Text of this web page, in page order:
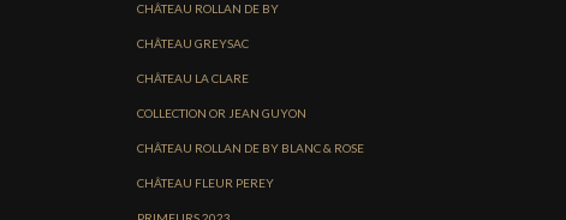
CHÂTEAU ROLLAN DE BY
CHÂTEAU GREYSAC
CHÂTEAU LA CLARE
COLLECTION OR JEAN GUYON
CHÂTEAU ROLLAN DE BY BLANC & ROSE
CHÂTEAU FLEUR PEREY